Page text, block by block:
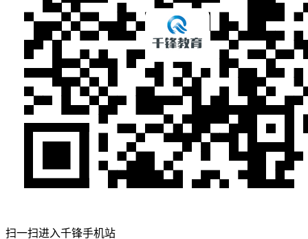
扫一扫进入千锋手机站